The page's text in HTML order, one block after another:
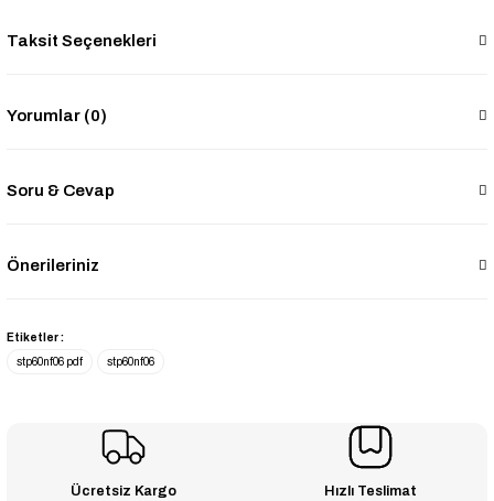
Taksit Seçenekleri
Yorumlar (0)
Soru & Cevap
Önerileriniz
Etiketler :
stp60nf06 pdf
stp60nf06
Ücretsiz Kargo Hızlı Teslimat